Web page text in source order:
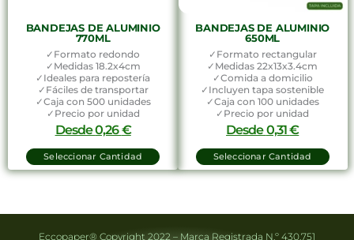
BANDEJAS DE ALUMINIO
770ML
✓Formato redondo
✓Medidas 18.2x4cm
✓Ideales para repostería
✓Fáciles de transportar
✓Caja con 500 unidades
✓Precio por unidad
Desde0,26€
Seleccionar Cantidad
BANDEJAS DE ALUMINIO
650ML
✓Formato rectangular
✓Medidas 22x13x3.4cm
✓Comida a domicilio
✓Incluyen tapa sostenible
✓Caja con 100 unidades
✓Precio por unidad
Desde0,31€
Seleccionar Cantidad
Eccopaper® Copyright 2022 – Marca Registrada N.º 430.751